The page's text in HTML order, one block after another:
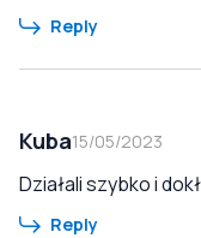
Reply
Kuba15/05/2023
Działali szybko i
Reply